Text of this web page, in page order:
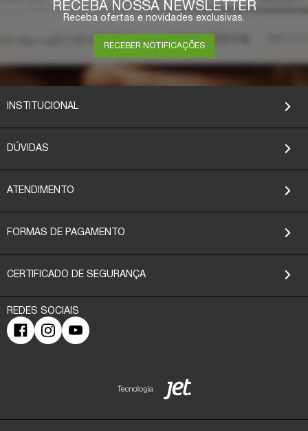
RECEBA NOSSA NEWSLETTER
Receba ofertas e novidades exclusivas.
RECEBER NOTIFICAÇÕES
INSTITUCIONAL
DÚVIDAS
ATENDIMENTO
FORMAS DE PAGAMENTO
CERTIFICADO DE SEGURANÇA